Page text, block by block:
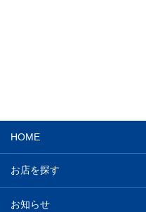
HOME
お店を探す
お知らせ